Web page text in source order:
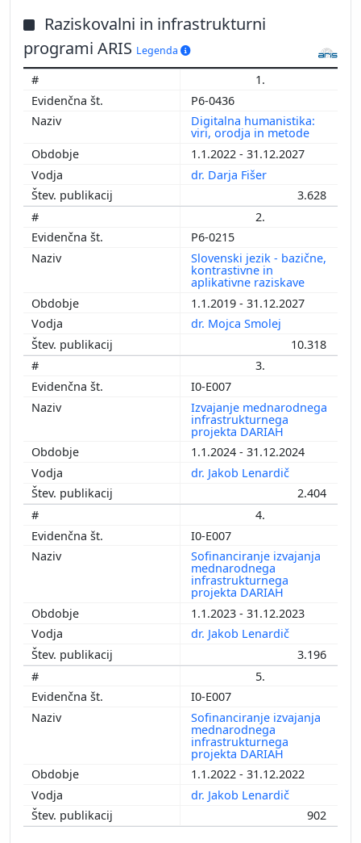
Raziskovalni in infrastrukturni
programi ARIS Legenda
1.
P6-0436
Digitalna humanistika:
viri, orodja in metode
1.1.2022 - 31.12.2027
dr. Darja Fišer
3.628
2.
P6-0215
Slovenski jezik - bazične,
kontrastivne in
aplikativne raziskave
1.1.2019 - 31.12.2027
dr. Mojca Smolej
10.318
3.
I0-E007
Izvajanje mednarodnega
infrastrukturnega
projekta DARIAH
1.1.2024 - 31.12.2024
dr. Jakob Lenardič
2.404
4.
I0-E007
Sofinanciranje izvajanja
mednarodnega
infrastrukturnega
projekta DARIAH
1.1.2023 - 31.12.2023
dr. Jakob Lenardič
3.196
5.
I0-E007
Sofinanciranje izvajanja
mednarodnega
infrastrukturnega
projekta DARIAH
1.1.2022 - 31.12.2022
dr. Jakob Lenardič
902